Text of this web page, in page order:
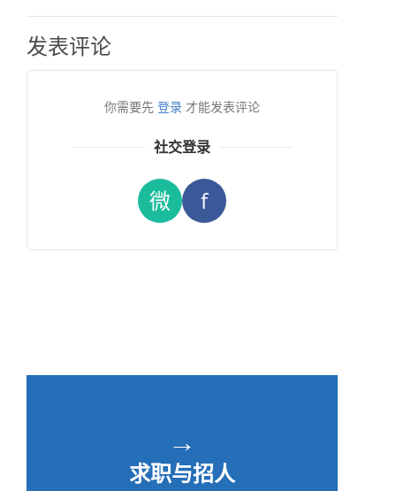
发表评论
你需要先 登录 才能发表评论
社交登录
微 f
→
求职与招人